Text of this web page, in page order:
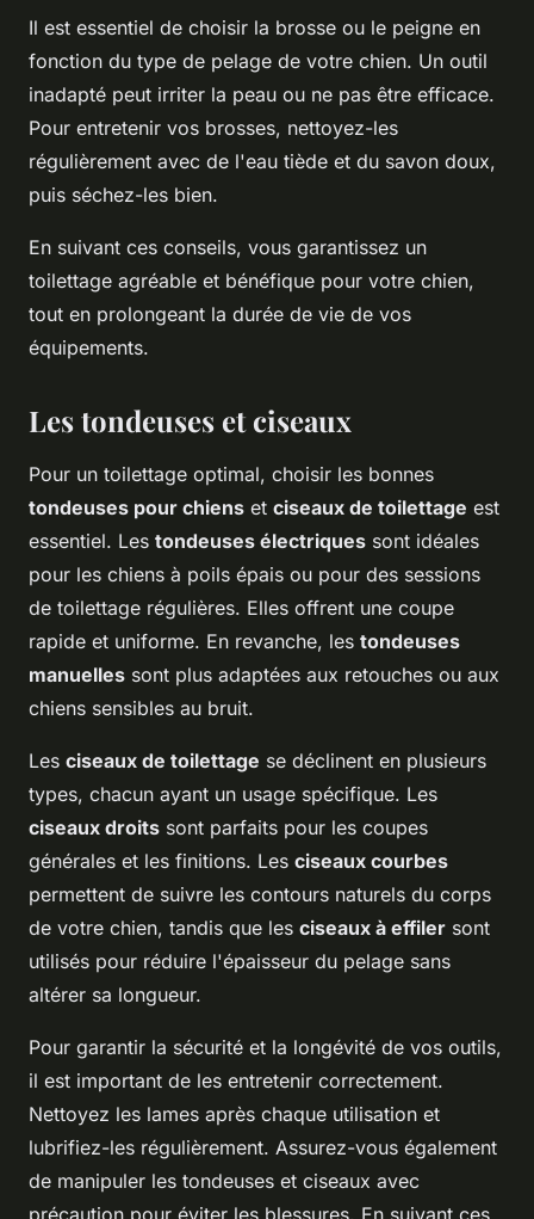
Il est essentiel de choisir la brosse ou le peigne en
fonction du type de pelage de votre chien. Un outil
inadapté peut irriter la peau ou ne pas être efficace.
Pour entretenir vos brosses, nettoyez-les
régulièrement avec de l'eau tiède et du savon doux,
puis séchez-les bien.
En suivant ces conseils, vous garantissez un
toilettage agréable et bénéfique pour votre chien,
tout en prolongeant la durée de vie de vos
équipements.
Les tondeuses et ciseaux
Pour un toilettage optimal, choisir les bonnes
tondeuses pour chiens et ciseaux de toilettage est
essentiel. Les tondeuses électriques sont idéales
pour les chiens à poils épais ou pour des sessions
de toilettage régulières. Elles offrent une coupe
rapide et uniforme. En revanche, les tondeuses
manuelles sont plus adaptées aux retouches ou aux
chiens sensibles au bruit.
Les ciseaux de toilettage se déclinent en plusieurs
types, chacun ayant un usage spécifique. Les
ciseaux droits sont parfaits pour les coupes
générales et les finitions. Les ciseaux courbes
permettent de suivre les contours naturels du corps
de votre chien, tandis que les ciseaux à effiler sont
utilisés pour réduire l'épaisseur du pelage sans
altérer sa longueur.
Pour garantir la sécurité et la longévité de vos outils,
il est important de les entretenir correctement.
Nettoyez les lames après chaque utilisation et
lubrifiez-les régulièrement. Assurez-vous également
de manipuler les tondeuses et ciseaux avec